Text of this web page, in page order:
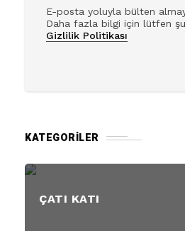
E-posta yoluyla bülten
Daha fazla bilgi için lütfen
Gizlilik Politikası
KATEGORILER
ÇATI KATI